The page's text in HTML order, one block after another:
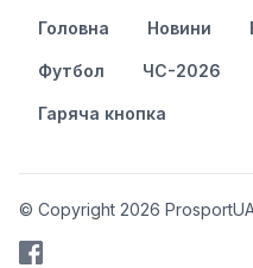
Головна Новини
Футбол ЧС-2026
Гаряча кнопка
© Copyright 2026